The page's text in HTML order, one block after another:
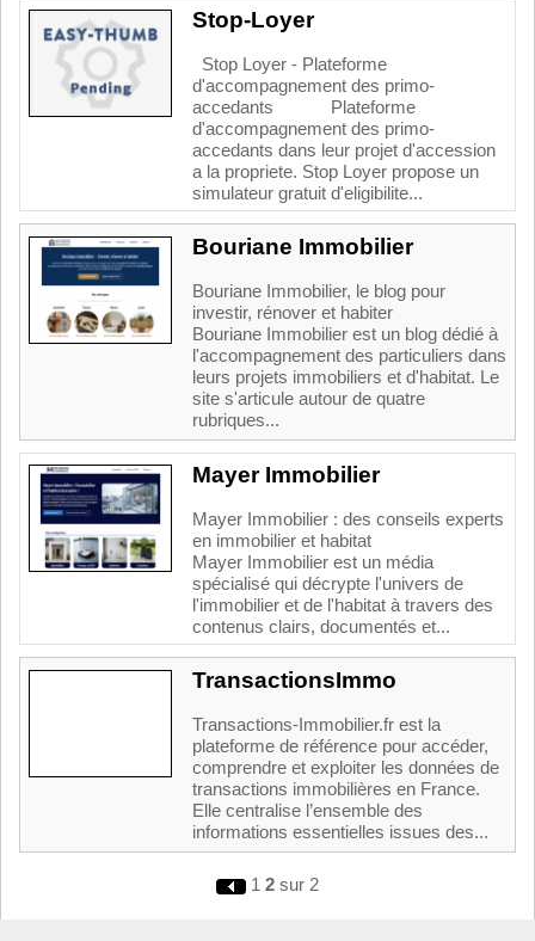
Stop-Loyer
Stop Loyer - Plateforme
d'accompagnement des primo-
accedants Plateforme
d'accompagnement des primo-
accedants dans leur projet d'accession
a la propriete. Stop Loyer propose un
simulateur gratuit d'eligibilite...
Bouriane Immobilier
Bouriane Immobilier, le blog pour
investir, rénover et habiter
Bouriane Immobilier est un blog dédié à
l'accompagnement des particuliers dans
leurs projets immobiliers et d'habitat. Le
site s'articule autour de quatre
rubriques...
Mayer Immobilier
Mayer Immobilier : des conseils experts
en immobilier et habitat
Mayer Immobilier est un média
spécialisé qui décrypte l'univers de
l'immobilier et de l'habitat à travers des
contenus clairs, documentés et...
TransactionsImmo
Transactions-Immobilier.fr est la
plateforme de référence pour accéder,
comprendre et exploiter les données de
transactions immobilières en France.
Elle centralise l’ensemble des
informations essentielles issues des...
1 2 sur 2